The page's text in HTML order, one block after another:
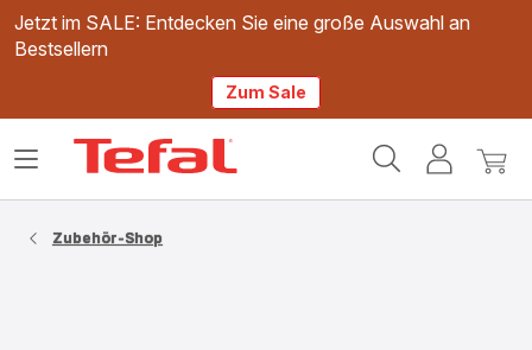
Jetzt im SALE: Entdecken Sie eine große Auswahl an
Bestsellern
Zum Sale
Mein
Mein
Das
Zubehör-Shop